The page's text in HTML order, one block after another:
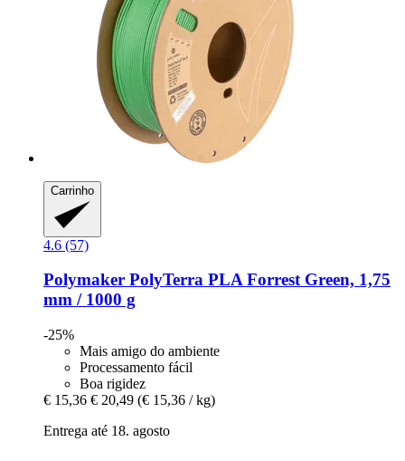
Carrinho
4.6 (57)
Polymaker PolyTerra PLA Forrest Green, 1,75
mm / 1000 g
-25%
Mais amigo do ambiente
Processamento fácil
Boa rigidez
€ 15,36 € 20,49 (€ 15,36 / kg)
Entrega até 18. agosto